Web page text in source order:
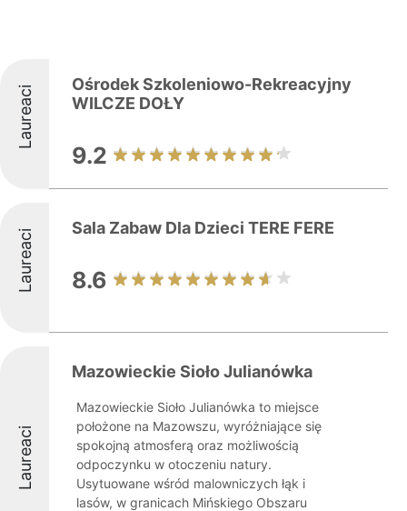
Laureaci
Ośrodek Szkoleniowo-Rekreacyjny
WILCZE DOŁY
9.2
Laureaci Sala Zabaw Dla Dzieci TERE FERE
8.6
Laureaci
Mazowieckie Sioło Julianówka
Mazowieckie Sioło Julianówka to miejsce
położone na Mazowszu, wyróżniające się
spokojną atmosferą oraz możliwością
odpoczynku w otoczeniu natury.
Usytuowane wśród malowniczych łąk i
lasów, w granicach Mińskiego Obszaru